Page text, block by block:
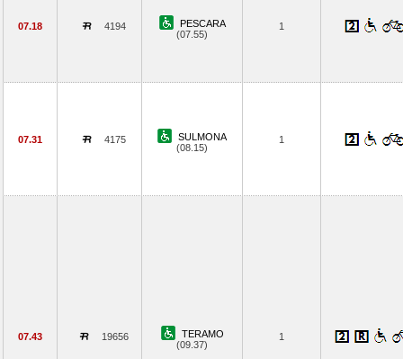
07.18 4194
PESCARA
(07.55)
1
07.31 4175
SULMONA
(08.15)
1
07.43 19656
TERAMO
(09.37)
1